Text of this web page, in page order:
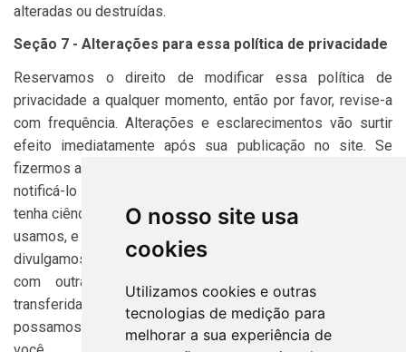
O nosso site usa
cookies
Utilizamos cookies e outras
tecnologias de medição para
melhorar a sua experiência de
alteradas ou destruídas.
Seção 7 - Alterações para essa política de privacidade
Reservamos o direito de modificar essa política de
privacidade a qualquer momento, então por favor, revise-a
com frequência. Alterações e esclarecimentos vão surtir
efeito imediatamente após sua publicação no site. Se
fizermos alterações de materiais para essa política, iremos
notificá-lo aqui que eles foram atualizados, para que você
tenha ciência sobre quais informações coletamos, como as
usamos, e sob que circunstâncias, se alguma, usamos e/ou
divulgamos elas. Se nosso site for adquirido ou fundido
com outra empresa, suas informações podem ser
transferidas para os novos proprietários para que
possamos continuar a vender produtos e serviços para